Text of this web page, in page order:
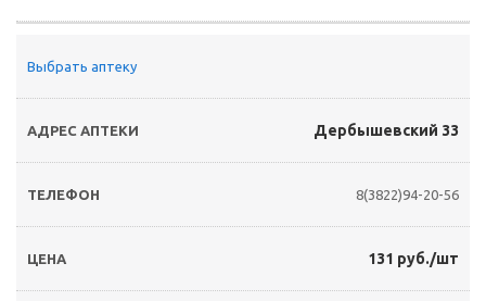
Выбрать аптеку
Дербышевский 33
8(3822)94-20-56
131 руб./шт